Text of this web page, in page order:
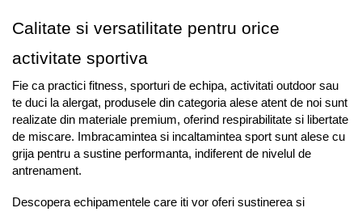
Calitate si versatilitate pentru orice
activitate sportiva
Fie ca practici fitness, sporturi de echipa, activitati outdoor sau
te duci la alergat, produsele din categoria alese atent de noi sunt
realizate din materiale premium, oferind respirabilitate si libertate
de miscare. Imbracamintea si incaltamintea sport sunt alese cu
grija pentru a sustine performanta, indiferent de nivelul de
antrenament.
Descopera echipamentele care iti vor oferi sustinerea si